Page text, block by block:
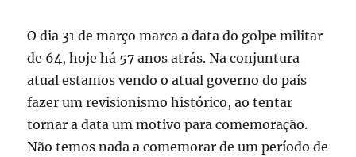
O dia 31 de março marca a data do golpe militar
de 64, hoje há 57 anos atrás. Na conjuntura
atual estamos vendo o atual governo do país
fazer um revisionismo histórico, ao tentar
tornar a data um motivo para comemoração.
Não temos nada a comemorar de um período de